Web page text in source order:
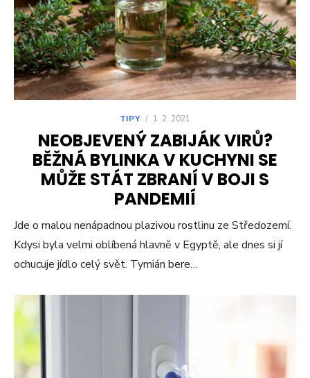
TIPY / 1. 2. 2021
NEOBJEVENÝ ZABIJÁK VIRŮ?
BĚŽNÁ BYLINKA V KUCHYNI SE
MŮŽE STÁT ZBRANÍ V BOJI S
PANDEMIÍ
Jde o malou nenápadnou plazivou rostlinu ze Středozemí.
Kdysi byla velmi oblíbená hlavně v Egyptě, ale dnes si jí
ochucuje jídlo celý svět. Tymián bere…